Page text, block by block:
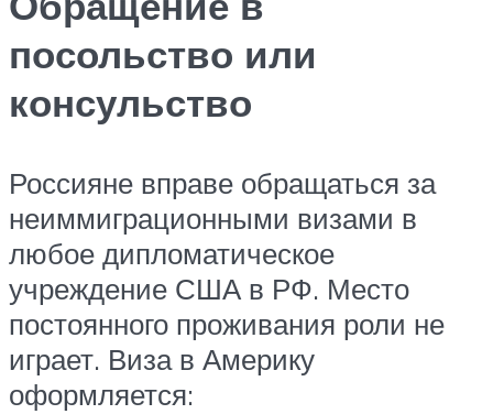
посольство или
консульство
Россияне вправе обращаться за
неиммиграционными визами в
любое дипломатическое
учреждение США в РФ. Место
постоянного проживания роли не
играет. Виза в Америку
оформляется: